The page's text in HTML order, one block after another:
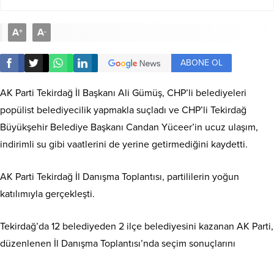
A+ A-
ABONE OL
AK Parti Tekirdağ İl Başkanı Ali Gümüş, CHP’li belediyeleri
popülist belediyecilik yapmakla suçladı ve CHP’li Tekirdağ
Büyükşehir Belediye Başkanı Candan Yüceer’in ucuz ulaşım,
indirimli su gibi vaatlerini de yerine getirmediğini kaydetti.
AK Parti Tekirdağ İl Danışma Toplantısı, partililerin yoğun
katılımıyla gerçekleşti.
Tekirdağ’da 12 belediyeden 2 ilçe belediyesini kazanan AK Parti,
düzenlenen İl Danışma Toplantısı’nda seçim sonuçlarını